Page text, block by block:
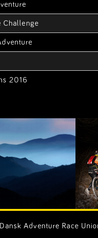
Challenge
2016
Adventure Race